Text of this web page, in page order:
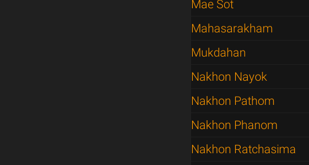
Mae Sot
Mahasarakham
Mukdahan
Nakhon Nayok
Nakhon Pathom
Nakhon Phanom
Nakhon Ratchasima